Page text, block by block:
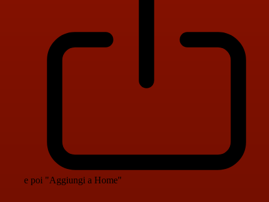
e poi "Aggiungi a Home"